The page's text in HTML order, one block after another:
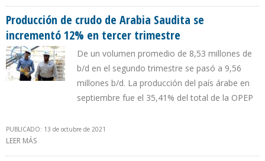
Producción de crudo de Arabia Saudita se
incrementó 12% en tercer trimestre
De un volumen promedio de 8,53 millones de
b/d en el segundo trimestre se pasó a 9,56
millones b/d. La producción del país árabe en
septiembre fue el 35,41% del total de la OPEP
PUBLICADO: 13 de octubre de 2021
LEER MÁS